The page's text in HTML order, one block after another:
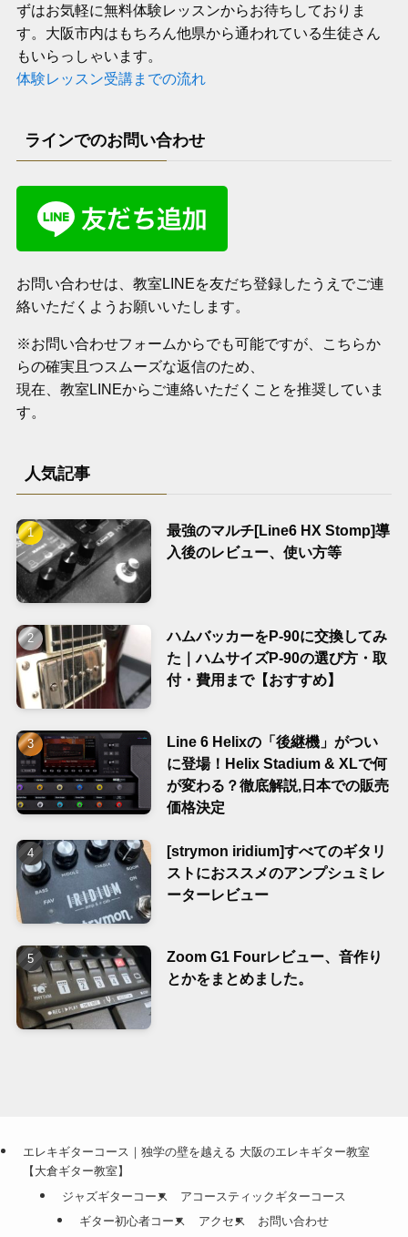
ずはお気軽に無料体験レッスンからお待ちしておりま
す。大阪市内はもちろん他県から通われている生徒さん
もいらっしゃいます。
体験レッスン受講までの流れ
ラインでのお問い合わせ
お問い合わせは、教室LINEを友だち登録したうえでご連
絡いただくようお願いいたします。
※お問い合わせフォームからでも可能ですが、こちらか
らの確実且つスムーズな返信のため、
現在、教室LINEからご連絡いただくことを推奨していま
す。
人気記事
最強のマルチ[Line6 HX Stomp]導
入後のレビュー、使い方等
ハムバッカーをP-90に交換してみ
た｜ハムサイズP-90の選び方・取
付・費用まで【おすすめ】
Line 6 Helixの「後継機」がつい
に登場！Helix Stadium & XLで何
が変わる？徹底解説,日本での販売
価格決定
[strymon iridium]すべてのギタリ
ストにおススメのアンプシュミレ
ーターレビュー
Zoom G1 Fourレビュー、音作り
とかをまとめました。
エレキギターコース｜独学の壁を越える 大阪のエレキギター教室
【大倉ギター教室】
ジャズギターコース
アコースティックギターコース
ギター初心者コース
アクセス お問い合わせ